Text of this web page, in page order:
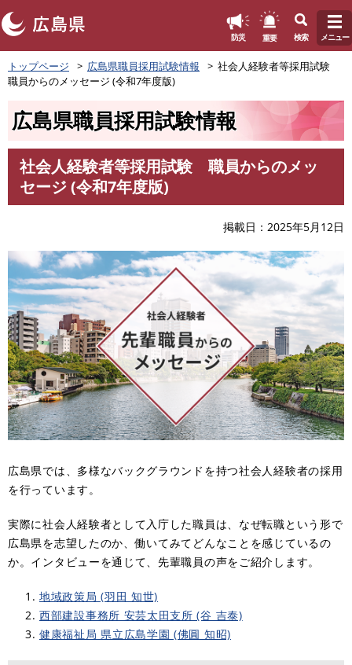
ペ
ー
ジ
防災 重要 検索 メニュー
トップページ 広島県職員採用試験情報
社会人経験者等採用試験
職員からのメッセージ (令和7年度版)
広島県職員採用試験情報
社会人経験者等採用試験 職員からのメッ
セージ (令和7年度版)
掲載日 2025年5月12日
広島県では、多様なバックグラウンドを持つ社会人経験者の採用
を行っています。
実際に社会人経験者として入庁した職員は、なぜ転職という形で
広島県を志望したのか、働いてみてどんなことを感じているの
か。インタビューを通じて、先輩職員の声をご紹介します。
地域政策局 (羽田 知世)
西部建設事務所 安芸太田支所 (谷 吉泰)
健康福祉局 県立広島学園 (佛圓 知昭)